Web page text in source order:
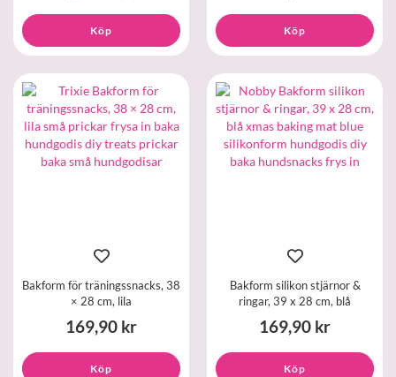
Köp Köp
Bakform för träningssnacks, 38
× 28 cm, lila
169,90 kr
Köp
Bakform silikon stjärnor &
ringar, 39 x 28 cm, blå
169,90 kr
Köp